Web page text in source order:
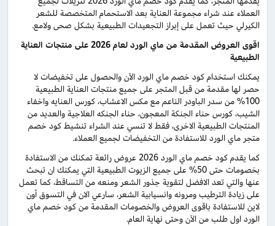
العملاء عند شراء مجموعة العناية بعد الاستحمام المتخصصة للشعر
الكيرلي حيث تعمل على إبراز التجعيدات الطبيعية بشكل صحى ولامع.
اقوى العروض المقدمة من ماي الورد لعام 2026 على منتجات العناية
الطبيعية
يمكنك استخدام كود خصم ماي الورد الآن والحصول على تخفيضات لا
حصر لها مقدمة من قبل المتجر على جميع منتجات العناية الطبيعية
100% من سدر الباودر الناعم مع مكس الاعشاب، كورس العنايه واخفاء
الشيب، كورس حناء الجنكة المعجون، حناء الجنكه العلاجية والعديد من
المنتجات الطبيعية الاخرى، فقط لا تنسي عند الشراء تنشيط كود خصم
متجر ماي الورد للاستفادة من التخفيضات لجميع العملاء.
كما يقدم كود خصم ماي الورد 2026 عروض رائعة تمكنك من الاستفادة
بخصومات حتى 50% على جميع الزيوت الطبيعية التي يمكنك ان تبحث
عنها والتي تعد الافضل لتقوية جذور الشعر ومنعه من التساقط، كما تعمل
على زيادة الترطيب ومرونه وانسيابية الشعر، سارعي الان في التسوق أون
لاين للاستفادة باقوى العروض والخصومات المقدمة من كود خصم ماي
الورد اول طلب من الآن وحتى نهاية العام.